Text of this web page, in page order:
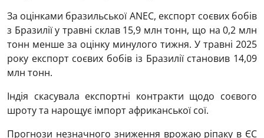
За оцінками бразильської ANEC, експорт соєвих бобів
з Бразилії у травні склав 15,9 млн тонн, що на 0,2 млн
тонн менше за оцінку минулого тижня. У травні 2025
року експорт соєвих бобів із Бразилії становив 14,09
млн тонн.
Індія скасувала експортні контракти щодо соєвого
шроту та нарощує імпорт африканської сої.
Прогнози незначного зниження врожаю ріпаку в ЄС